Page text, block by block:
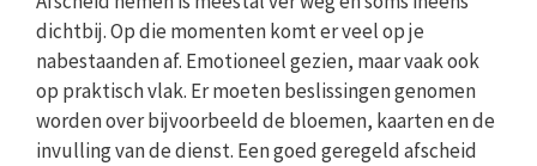
dichtbij. Op die momenten komt er veel op je
nabestaanden af. Emotioneel gezien, maar vaak ook
op praktisch vlak. Er moeten beslissingen genomen
worden over bijvoorbeeld de bloemen, kaarten en de
invulling van de dienst. Een goed geregeld afscheid